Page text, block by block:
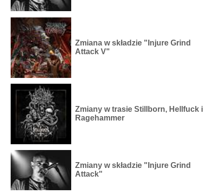
Zmiana w składzie "Injure Grind
Attack V"
Zmiany w trasie Stillborn, Hellfuck i
Ragehammer
Zmiany w składzie "Injure Grind
Attack"